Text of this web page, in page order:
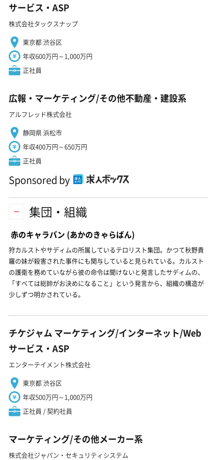
サービス・ASP
株式会社タックスナップ
東京都 渋谷区
年収600万円～1,000万円
正社員
広報・マーケティング/その他不動産・建設系
アルフレッド株式会社
静岡県 浜松市
年収400万円～650万円
正社員
Sponsored by
集団・組織
赤のキャラバン (あかのきゃらばん)
狩カルストやサディムの所属しているテロリスト集団。かつて秋野貴
羅の妹が殺害された事件にも関与していると見られている。カルスト
の護衛を務めていながら彼の命令は聞けないと発言したサディムの、
「すべては総帥がお決めになること」という発言から、組織の構造が
少しずつ明かされている。
チケジャム マーケティング/インターネット/Web
サービス・ASP
エンターテイメント株式会社
東京都 渋谷区
年収500万円～1,000万円
正社員 / 契約社員
マーケティング/その他メーカー系
株式会社ジャパン・セキュリティシステム